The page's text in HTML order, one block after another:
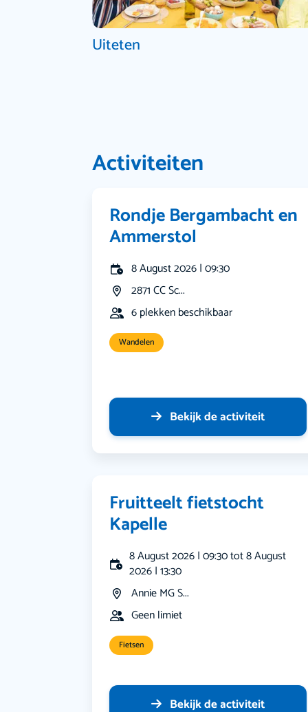
Uiteten
Activiteiten
Rondje Bergambacht en
Ammerstol
8 August 2026 | 09:30
2871 CC Sc...
6 plekken beschikbaar
Wandelen
Bekijk de activiteit
Fruitteelt fietstocht
Kapelle
8 August 2026 | 09:30 tot 8 August
2026 | 13:30
Annie MG S...
Geen limiet
Fietsen
Bekijk de activiteit